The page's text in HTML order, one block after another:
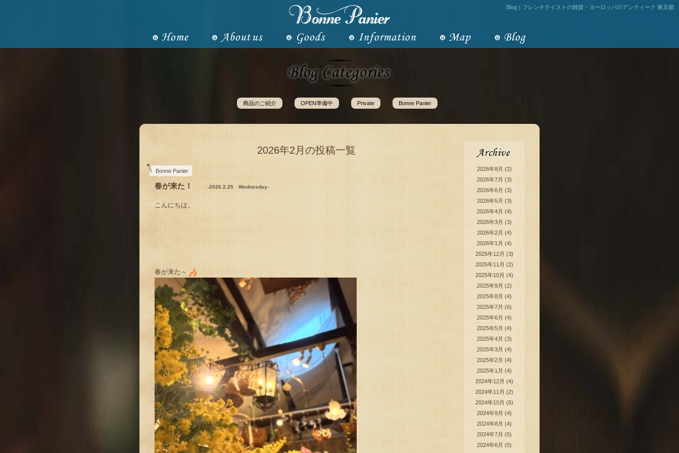
Blog｜フレンチテイストの雑貨・ヨーロッパのアンティーク 東京都
商品のご紹介 OPEN準備中 Private Bonne Panier
2026年2月の投稿一覧
Bonne Panier
春が来た！ -2026.2.25 Wednesday-
こんにちは。
春が来た～
2026年8月 (2)
2026年7月 (3)
2026年6月 (3)
2026年5月 (3)
2026年4月 (4)
2026年3月 (3)
2026年2月 (4)
2026年1月 (4)
2025年12月 (3)
2025年11月 (2)
2025年10月 (4)
2025年9月 (2)
2025年8月 (4)
2025年7月 (6)
2025年6月 (4)
2025年5月 (4)
2025年4月 (3)
2025年3月 (4)
2025年2月 (4)
2025年1月 (4)
2024年12月 (4)
2024年11月 (2)
2024年10月 (5)
2024年9月 (4)
2024年8月 (4)
2024年7月 (5)
2024年6月 (5)